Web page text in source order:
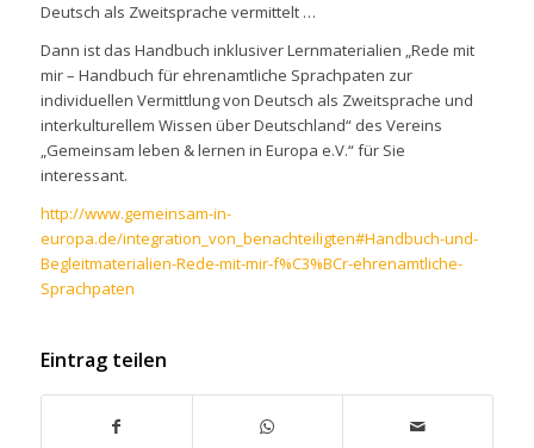
Deutsch als Zweitsprache vermittelt …
Dann ist das Handbuch inklusiver Lernmaterialien „Rede mit
mir – Handbuch für ehrenamtliche Sprachpaten zur
individuellen Vermittlung von Deutsch als Zweitsprache und
interkulturellem Wissen über Deutschland“ des Vereins
„Gemeinsam leben & lernen in Europa e.V.“ für Sie
interessant.
http://www.gemeinsam-in-
europa.de/integration_von_benachteiligten#Handbuch-und-
Begleitmaterialien-Rede-mit-mir-f%C3%BCr-ehrenamtliche-
Sprachpaten
Eintrag teilen